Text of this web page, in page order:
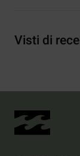
Visti di